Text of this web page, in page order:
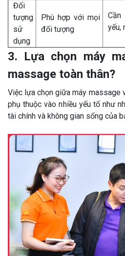
Đối
tượng
sử
dụng
Phù hợp với mọi
đối tượng
Cần
yếu,
3. Lựa chọn máy
massage toàn thân?
Việc lựa chọn giữa máy massage
phụ thuộc vào nhiều yếu tố như
tài chính và không gian sống của